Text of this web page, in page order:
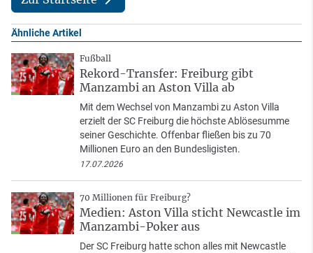
Ähnliche Artikel
Fußball
Rekord-Transfer: Freiburg gibt
Manzambi an Aston Villa ab
Mit dem Wechsel von Manzambi zu Aston Villa
erzielt der SC Freiburg die höchste Ablösesumme
seiner Geschichte. Offenbar fließen bis zu 70
Millionen Euro an den Bundesligisten.
17.07.2026
70 Millionen für Freiburg?
Medien: Aston Villa sticht Newcastle im
Manzambi-Poker aus
Der SC Freiburg hatte schon alles mit Newcastle